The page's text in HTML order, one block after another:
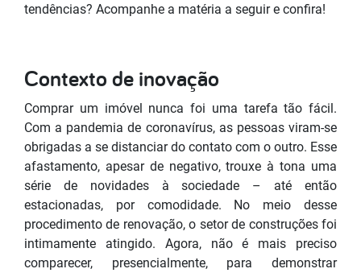
tendências? Acompanhe a matéria a seguir e confira!
Contexto de inovação
Comprar um imóvel nunca foi uma tarefa tão fácil.
Com a pandemia de coronavírus, as pessoas viram-se
obrigadas a se distanciar do contato com o outro. Esse
afastamento, apesar de negativo, trouxe à tona uma
série de novidades à sociedade – até então
estacionadas, por comodidade. No meio desse
procedimento de renovação, o setor de construções foi
intimamente atingido. Agora, não é mais preciso
comparecer, presencialmente, para demonstrar